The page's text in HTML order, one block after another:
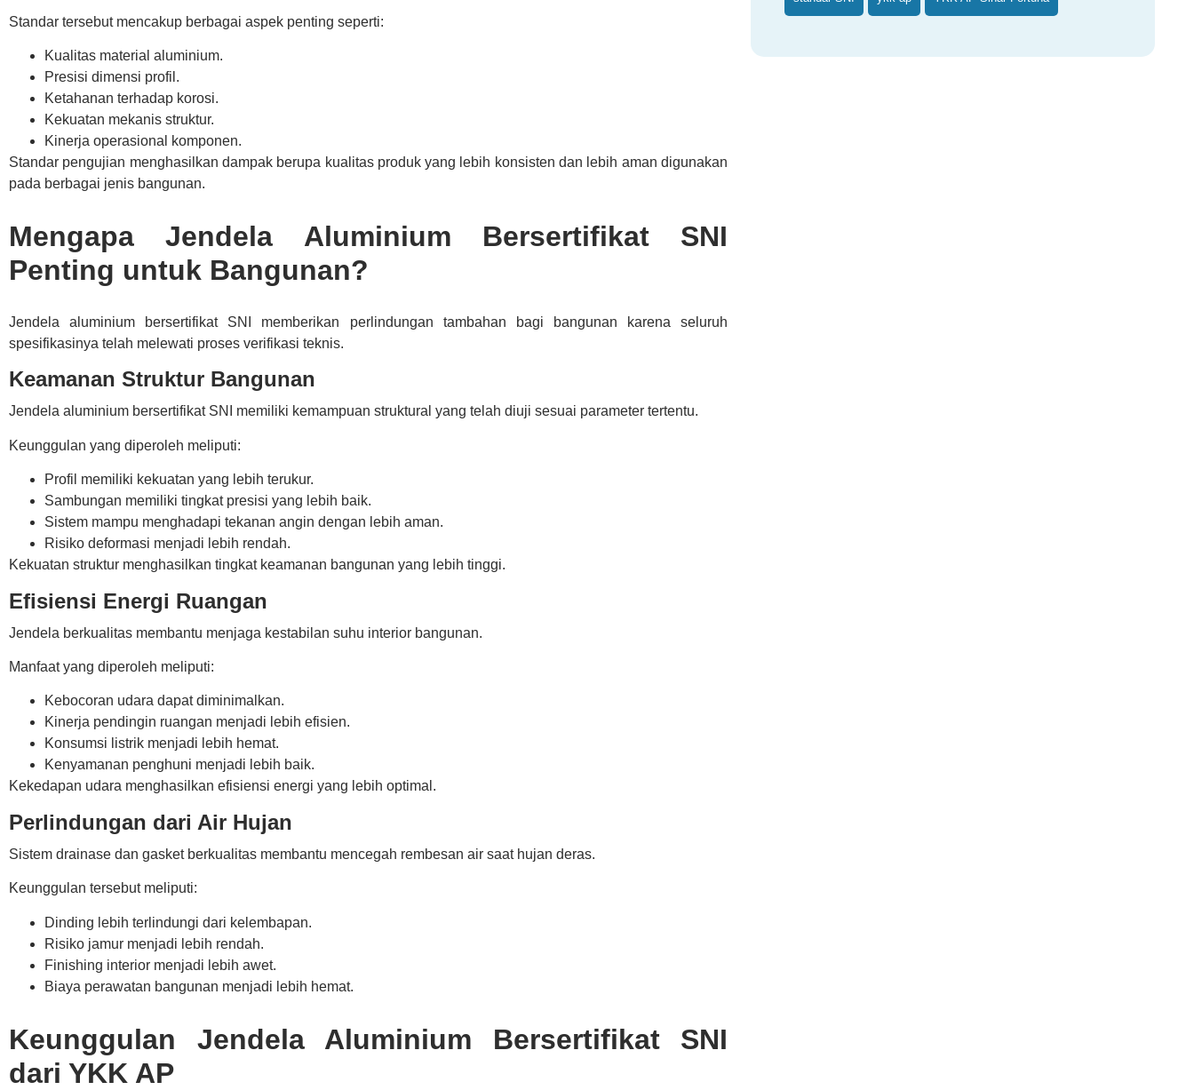
Standar tersebut mencakup berbagai aspek penting seperti:
Kualitas material aluminium.
Presisi dimensi profil.
Ketahanan terhadap korosi.
Kekuatan mekanis struktur.
Kinerja operasional komponen.
Standar pengujian menghasilkan dampak berupa kualitas produk yang lebih konsisten dan lebih aman digunakan
pada berbagai jenis bangunan.
Mengapa Jendela Aluminium Bersertifikat SNI
Penting untuk Bangunan?
Jendela aluminium bersertifikat SNI memberikan perlindungan tambahan bagi bangunan karena seluruh
spesifikasinya telah melewati proses verifikasi teknis.
Keamanan Struktur Bangunan
Jendela aluminium bersertifikat SNI memiliki kemampuan struktural yang telah diuji sesuai parameter tertentu.
Keunggulan yang diperoleh meliputi:
Profil memiliki kekuatan yang lebih terukur.
Sambungan memiliki tingkat presisi yang lebih baik.
Sistem mampu menghadapi tekanan angin dengan lebih aman.
Risiko deformasi menjadi lebih rendah.
Kekuatan struktur menghasilkan tingkat keamanan bangunan yang lebih tinggi.
Efisiensi Energi Ruangan
Jendela berkualitas membantu menjaga kestabilan suhu interior bangunan.
Manfaat yang diperoleh meliputi:
Kebocoran udara dapat diminimalkan.
Kinerja pendingin ruangan menjadi lebih efisien.
Konsumsi listrik menjadi lebih hemat.
Kenyamanan penghuni menjadi lebih baik.
Kekedapan udara menghasilkan efisiensi energi yang lebih optimal.
Perlindungan dari Air Hujan
Sistem drainase dan gasket berkualitas membantu mencegah rembesan air saat hujan deras.
Keunggulan tersebut meliputi:
Dinding lebih terlindungi dari kelembapan.
Risiko jamur menjadi lebih rendah.
Finishing interior menjadi lebih awet.
Biaya perawatan bangunan menjadi lebih hemat.
Keunggulan Jendela Aluminium Bersertifikat SNI
dari YKK AP